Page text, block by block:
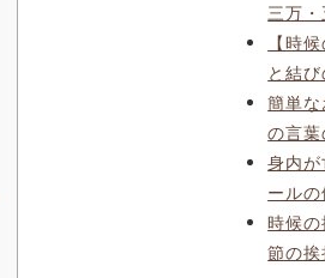
三万
【時
と結
簡単
の言葉
身内
ールの
時候
節の挨